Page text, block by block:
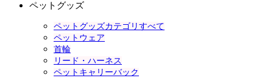
ペットグッズ
ペットグッズカテゴリすべて
ペットウェア
首輪
リード・ハーネス
ペットキャリーバック